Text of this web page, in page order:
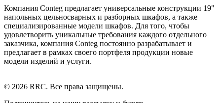
Компания Conteg предлагает универсальные конструкции 19"
напольных цельносварных и разборных шкафов, а также
специализированные модели шкафов. Для того, чтобы
удовлетворить уникальные требования каждого отдельного
заказчика, компания Conteg постоянно разрабатывает и
предлагает в рамках своего портфеля продукции новые
модели изделий и услуги.
© 2026 RRC. Все права защищены.